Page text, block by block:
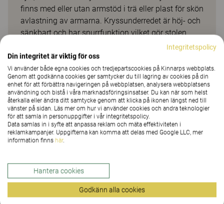
finns med eller utan armstöd i trä eller plast för skön
avlastning av armarna. Kryssunderredet är höj- och
sänkbart och har snurrfunktion vilket gör stolen
smidig att anpassa till användaren och olika
mötessituationer. Siro är ett hållbart val utvecklad
för att hålla länge både vad gäller utseende och
funktion. Den är även Möbelfaktamärkt vilket
säkerställer att material är giftfria samt uppfyller
Europa-kraven för offentlig miljö gällande kvalitet
och säkerhet. Stolen är uppbyggd av ett fåtal
komponenter som går att byta ut, uppdatera och
återvinna vilket gör den cirkulär och långsiktigt
andra material ur Kinnarps Colour Studio för att
hitta det uttryck man söker.
Integritetspolicy
Din integritet är viktig för oss
Vi använder både egna cookies och tredjepartscookies på Kinnarps webbplats.
Genom att godkänna cookies ger samtycker du till lagring av cookies på din
enhet för att förbättra navigeringen på webbplatsen, analysera webbplatsens
användning och bistå i våra marknadsföringsinsatser. Du kan när som helst
återkalla eller ändra ditt samtycke genom att klicka på ikonen längst ned till
vänster på sidan. Läs mer om hur vi använder cookies och andra teknologier
för att samla in personuppgifter i vår integritetspolicy.
Data samlas in i syfte att anpassa reklam och mäta effektiviteten i
reklamkampanjer. Uppgifterna kan komma att delas med Google LLC, mer
information finns här.
Hantera cookies
Godkänn alla cookies